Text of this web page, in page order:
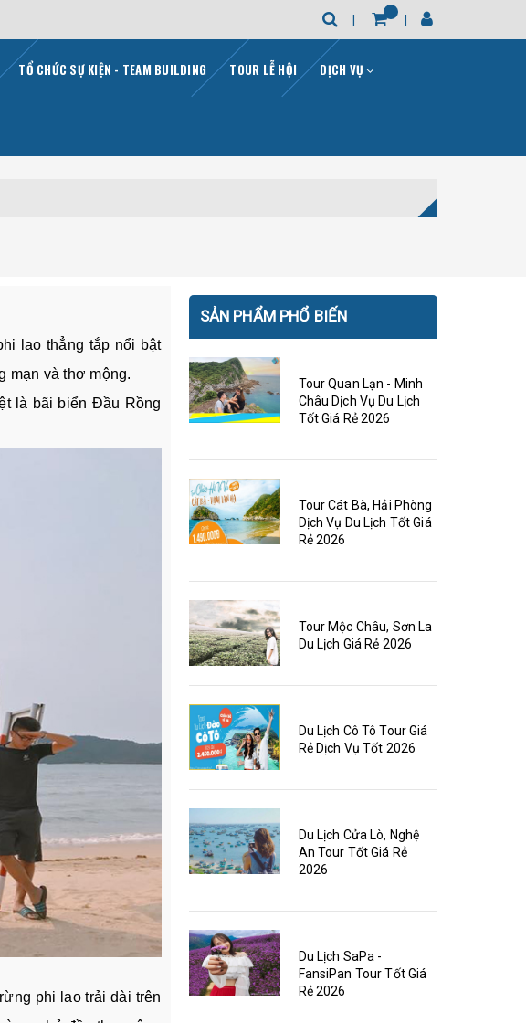
TỔ CHỨC SỰ KIỆN - TEAM BUILDING TOUR LỄ HỘI DỊCH VỤ
lao thẳng tắp nổi bật
mạn và thơ mộng.
là bãi biển Đầu Rồng
phi lao trải dài trên
SẢN PHẨM PHỔ BIẾN
Tour Quan Lạn - Minh
Châu Dịch Vụ Du Lịch
Tốt Giá Rẻ 2026
Tour Cát Bà, Hải Phòng
Dịch Vụ Du Lịch Tốt Giá
Rẻ 2026
Tour Mộc Châu, Sơn La
Du Lịch Giá Rẻ 2026
Du Lịch Cô Tô Tour Giá
Rẻ Dịch Vụ Tốt 2026
Du Lịch Cửa Lò, Nghệ
An Tour Tốt Giá Rẻ
2026
Du Lịch SaPa -
FansiPan Tour Tốt Giá
Rẻ 2026